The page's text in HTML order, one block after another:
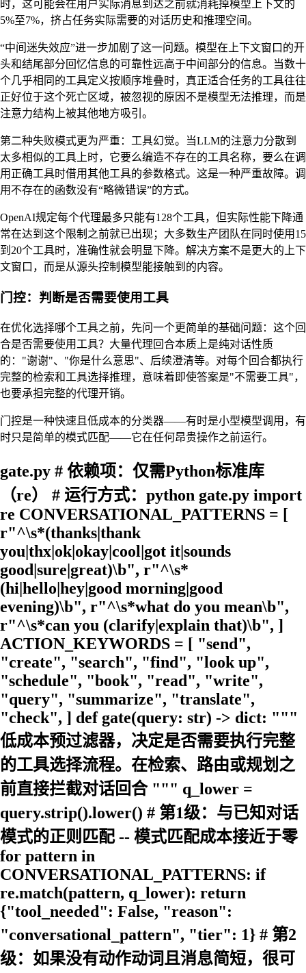
时，这可能会在用户实际消息到达之前就消耗掉模型上下文的
5%至7%，挤占任务实际需要的对话历史和推理空间。
“中间迷失效应”进一步加剧了这一问题。模型在上下文窗口的开
头和结尾部分回忆信息的可靠性远高于中间部分的信息。当数十
个几乎相同的工具定义按顺序堆叠时，真正适合任务的工具往往
正好位于这个死亡区域，被忽视的原因不是模型无法推理，而是
注意力结构上被其他地方吸引。
第二种失败模式更为严重：工具幻觉。当LLM的注意力分散到
太多相似的工具上时，它要么编造不存在的工具名称，要么在调
用正确工具时借用其他工具的参数格式。这是一种严重故障。调
用不存在的函数没有“略微错误”的方式。
OpenAI规定每个代理最多只能有128个工具，但实际性能下降通
常在达到这个限制之前就已出现；大多数生产团队在同时使用15
到20个工具时，准确性就会明显下降。解决方案不是更大的上下
文窗口，而是从源头控制模型能接触到的内容。
门控：判断是否需要使用工具
在优化选择哪个工具之前，先问一个更简单的基础问题：这个回
合是否需要使用工具？大量代理回合本质上是纯对话性质
的："谢谢"、"你是什么意思"、后续澄清等。对每个回合都执行
完整的检索和工具选择推理，意味着即使答案是"不需要工具"，
也要承担完整的代理开销。
门控是一种快速且低成本的分类器——有时是小型模型调用，有
时只是简单的模式匹配——它在任何昂贵操作之前运行。
gate.py # 依赖项：仅需Python标准库
（re） # 运行方式：python gate.py import
re CONVERSATIONAL_PATTERNS = [
r"^\s*(thanks|thank
you|thx|ok|okay|cool|got it|sounds
good|sure|great)\b", r"^\s*
(hi|hello|hey|good morning|good
evening)\b", r"^\s*what do you mean\b",
r"^\s*can you (clarify|explain that)\b", ]
ACTION_KEYWORDS = [ "send",
"create", "search", "find", "look up",
"schedule", "book", "read", "write",
"query", "summarize", "translate",
"check", ] def gate(query: str) -> dict: """
低成本预过滤器，决定是否需要执行完整
的工具选择流程。在检索、路由或规划之
前直接拦截对话回合 """ q_lower =
query.strip().lower() # 第1级：与已知对话
模式的正则匹配 -- 模式匹配成本接近于零
for pattern in
CONVERSATIONAL_PATTERNS: if
re.match(pattern, q_lower): return
{"tool_needed": False, "reason":
"conversational_pattern", "tier": 1} # 第2
级：如果没有动作动词且消息简短，很可